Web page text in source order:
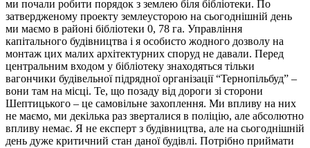
ми почали робити порядок з землею біля бібліотеки. По
затвердженому проекту землеусторою на сьогоднішній день
ми маємо в районі бібліотеки 0, 78 га. Управління
капітального будівництва і я особисто жодного дозволу на
монтаж цих малих архітектурних споруд не давали. Перед
центральним входом у бібліотеку знаходяться тільки
вагончики будівельної підрядної організації “Тернопільбуд” –
вони там на місці. Те, що позаду від дороги зі сторони
Шептицького – це самовільне захоплення. Ми впливу на них
не маємо, ми декілька раз зверталися в поліцію, але абсолютно
впливу немає. Я не експерт з будівництва, але на сьогоднішній
день дуже критичний стан даної будівлі. Потрібно приймати